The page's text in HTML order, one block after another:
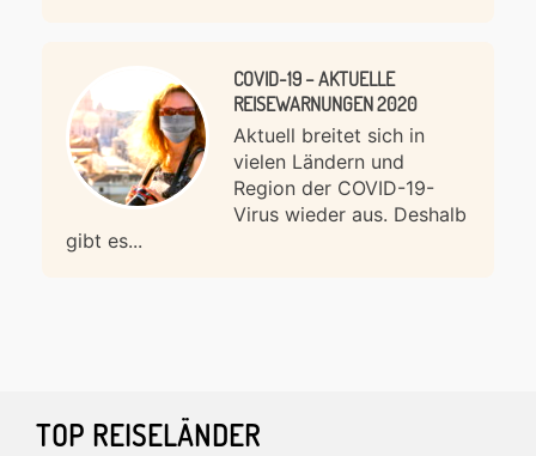
COVID-19 – AKTUELLE
REISEWARNUNGEN 2020
Aktuell breitet sich in
vielen Ländern und
Region der COVID-19-
Virus wieder aus. Deshalb
gibt es...
Footer
TOP REISELÄNDER